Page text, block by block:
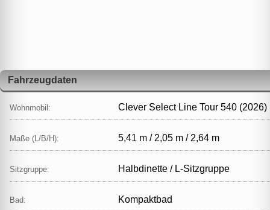
Fahrzeugdaten
Wohnmobil: Clever Select Line Tour 540 (2026)
Maße (L/B/H): 5,41 m / 2,05 m / 2,64 m
Sitzgruppe: Halbdinette / L‑Sitzgruppe
Bad: Kompaktbad